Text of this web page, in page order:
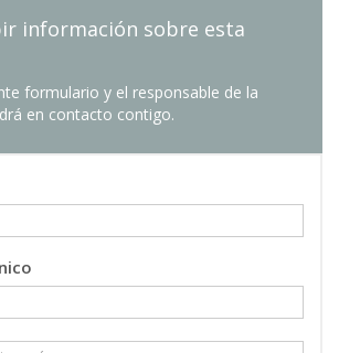
irregulares.
perifrásticas.
del léxico: derivación y
y las frases hechas más
información sobre esta
formulario y el responsable de la
en contacto contigo.